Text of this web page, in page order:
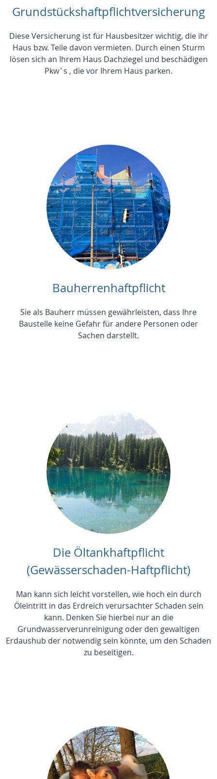
Grundstückshaftpflichtversicherung
Diese Versicherung ist für Hausbesitzer wichtig, die ihr
Haus bzw. Teile davon vermieten. Durch einen Sturm
lösen sich an Ihrem Haus Dachziegel und beschädigen
Pkw`s , die vor Ihrem Haus parken.
Bauherrenhaftpflicht
Sie als Bauherr müssen gewährleisten, dass Ihre
Baustelle keine Gefahr für andere Personen oder
Sachen darstellt.
Die Öltankhaftpflicht
(Gewässerschaden-Haftpflicht)
Man kann sich leicht vorstellen, wie hoch ein durch
Öleintritt in das Erdreich verursachter Schaden sein
kann. Denken Sie hierbei nur an die
Grundwasserverunreinigung oder den gewaltigen
Erdaushub der notwendig sein könnte, um den Schaden
zu beseitigen.